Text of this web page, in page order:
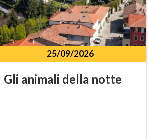
25/09/2026
Gli animali della notte